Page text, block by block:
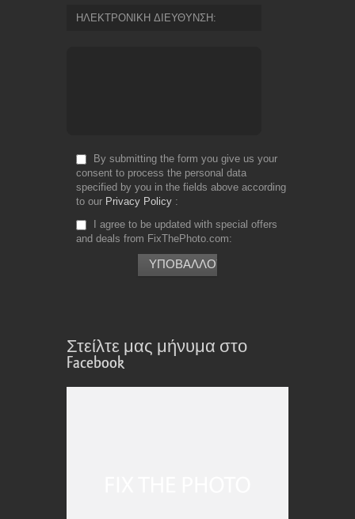
ΗΛΕΚΤΡΟΝΙΚΗ ΔΙΕΥΘΥΝΣΗ
By submitting the form you give us your
consent to process the personal data
specified by you in the fields above according
to our Privacy Policy
I agree to be updated with special offers
and deals from FixThePhoto.com
Στείλτε μας μήνυμα στο
Facebook